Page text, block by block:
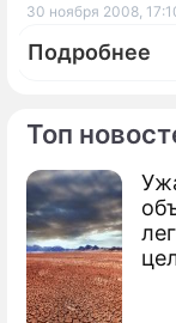
Топ
30 ноября 2008,
Подробнее
По теме
Россия
пиратов